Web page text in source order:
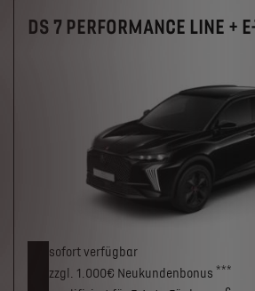
DS 7 PERFORMANCE LINE +
sofort verfügbar
zzgl. 1.000€ Neukunden­bonus ***